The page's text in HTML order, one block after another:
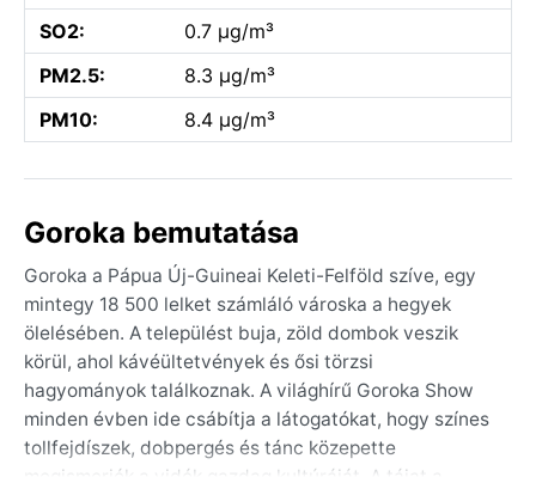
SO2:
0.7 µg/m³
PM2.5:
8.3 µg/m³
PM10:
8.4 µg/m³
Goroka bemutatása
Goroka a Pápua Új-Guineai Keleti-Felföld szíve, egy
mintegy 18 500 lelket számláló városka a hegyek
ölelésében. A települést buja, zöld dombok veszik
körül, ahol kávéültetvények és ősi törzsi
hagyományok találkoznak. A világhírű Goroka Show
minden évben ide csábítja a látogatókat, hogy színes
tollfejdíszek, dobpergés és tánc közepette
megismerjék a vidék gazdag kultúráját. A tájat a